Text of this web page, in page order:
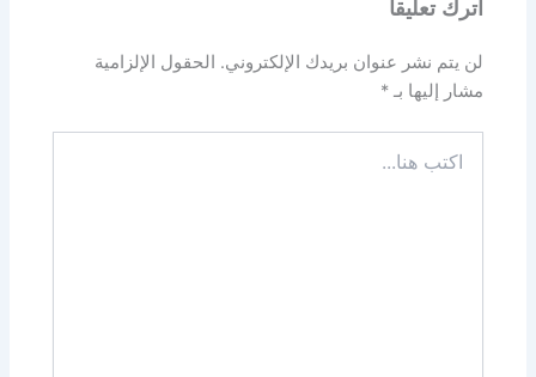
اترك تعليقاً
لن يتم نشر عنوان بريدك الإلكتروني. الحقول الإلزامية
مشار إليها بـ*
هنا...